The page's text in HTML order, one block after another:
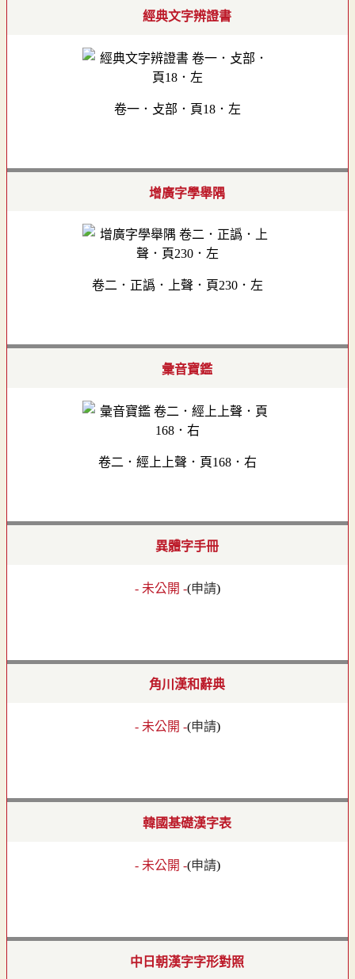
經典文字辨證書
卷一．攴部．頁18．左
增廣字學舉隅
卷二．正譌．上聲．頁230．左
彙音寶鑑
卷二．經上上聲．頁168．右
異體字手冊
- 未公開 -(申請)
角川漢和辭典
- 未公開 -(申請)
韓國基礎漢字表
- 未公開 -(申請)
中日朝漢字字形對照